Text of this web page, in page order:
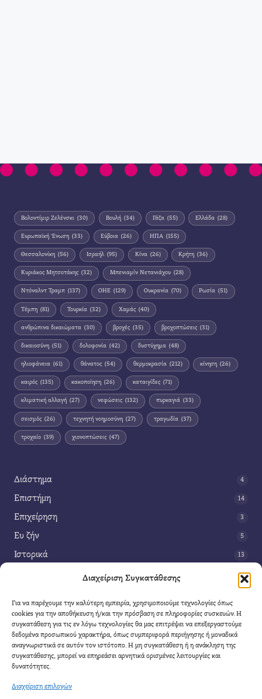
Διαχείριση Συγκατάθεσης
Για να παρέχουμε την καλύτερη εμπειρία, χρησιμοποιούμε τεχνολογίες όπως
cookies για την αποθήκευση ή/και την πρόσβαση σε πληροφορίες συσκευών. Η
συγκατάθεση για τις εν λόγω τεχνολογίες θα μας επιτρέψει να επεξεργαστούμε
δεδομένα προσωπικού χαρακτήρα, όπως συμπεριφορά περιήγησης ή μοναδικά
αναγνωριστικά σε αυτόν τον ιστότοπο. Η μη συγκατάθεση ή η ανάκληση της
συγκατάθεσης, μπορεί να επηρεάσει αρνητικά ορισμένες λειτουργίες και
δυνατότητες.
Διαχείριση επιλογών
Βολοντίμιρ Ζελένσκι (30) Βουλή (34) Γάζα (55) Ελλάδα (28)
Ευρωπαϊκή Ένωση (33) Εύβοια (26) ΗΠΑ (155)
Θεσσαλονίκη (56) Ισραήλ (95) Κίνα (26) Κρήτη (36)
Κυριάκος Μητσοτάκης (32) Μπενιαμίν Νετανιάχου (28)
Ντόναλντ Τραμπ (137) ΟΗΕ (129) Ουκρανία (70) Ρωσία (51)
Τέμπη (81) Τουρκία (32) Χαμάς (40)
ανθρώπινα δικαιώματα (30) βροχές (35) βροχοπτώσεις (31)
δικαιοσύνη (51) δολοφονία (42) δυστύχημα (48)
ηλιοφάνεια (61) θάνατος (54) θερμοκρασία (212) κίνηση (26)
καιρός (135) κακοποίηση (26) καταιγίδες (71)
κλιματική αλλαγή (27) νεφώσεις (132) πυρκαγιά (33)
σεισμός (26) τεχνητή νοημοσύνη (27) τραγωδία (37)
τροχαίο (39) χιονοπτώσεις (47)
Διάστημα 4
Επιστήμη 14
Επιχείρηση 3
Ευ ζήν 5
Ιστορικά 13
42
Τέχνη 3
Τεχνολογία
Υγεία
Φαντασία